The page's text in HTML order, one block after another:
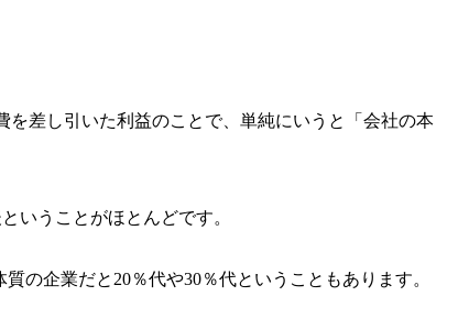
差し引いた利益のことで、単純にいうと「会社の本
いうことがほとんどです。
の企業だと20％代や30％代ということもあります。